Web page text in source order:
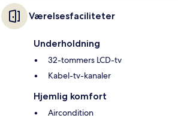
Værelsesfaciliteter
Underholdning
32-tommers LCD-tv
Kabel-tv-kanaler
Hjemlig komfort
Aircondition